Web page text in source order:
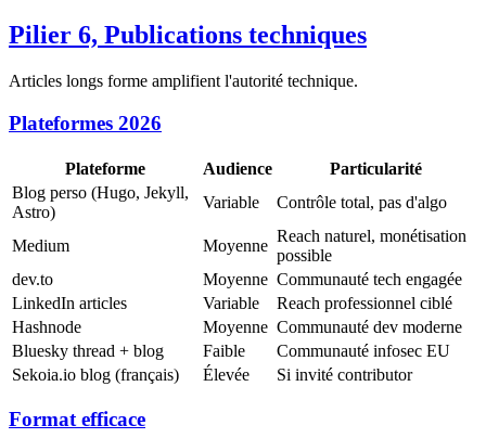
Pilier 6, Publications techniques
Articles longs forme amplifient l'autorité technique.
Plateformes 2026
Plateforme Audience
Particularité
Blog perso (Hugo, Jekyll,
Astro)
Variable Contrôle total, pas d'algo
Medium Moyenne
Reach naturel, monétisation
possible
dev.to
Moyenne Communauté tech engagée
LinkedIn articles
Variable
Reach professionnel ciblé
Hashnode
Moyenne Communauté dev moderne
Bluesky thread + blog
Faible
Communauté infosec EU
Sekoia.io blog (français)
Élevée Si invité contributor
Format efficace